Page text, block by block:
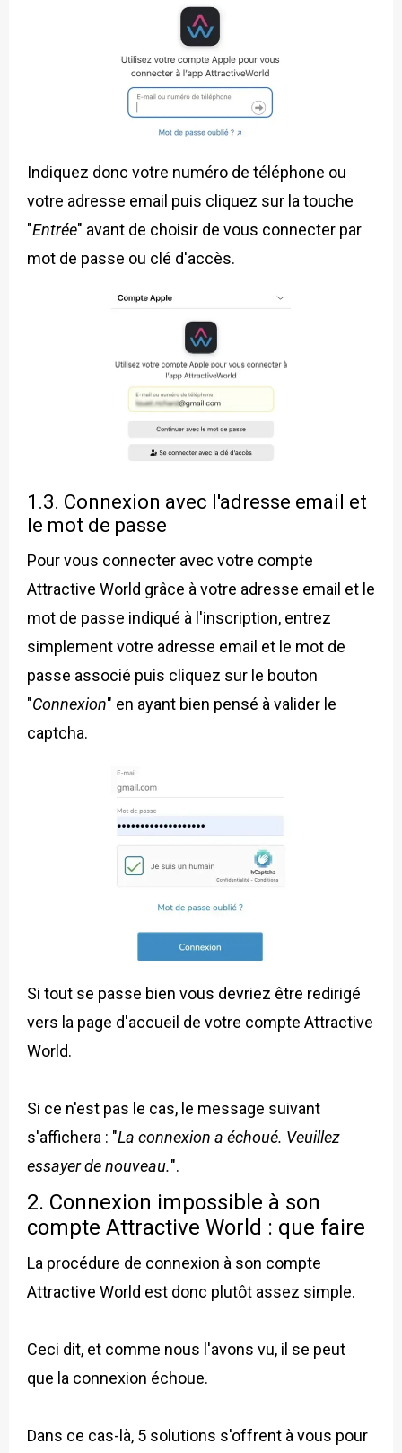
Indiquez donc votre numéro de téléphone ou
votre adresse email puis cliquez sur la touche
"Entrée" avant de choisir de vous connecter par
mot de passe ou clé d'accès.
1.3. Connexion avec l'adresse email et
le mot de passe
Pour vous connecter avec votre compte
Attractive World grâce à votre adresse email et le
mot de passe indiqué à l'inscription, entrez
simplement votre adresse email et le mot de
passe associé puis cliquez sur le bouton
"Connexion" en ayant bien pensé à valider le
captcha.
Si tout se passe bien vous devriez être redirigé
vers la page d'accueil de votre compte Attractive
World.
Si ce n'est pas le cas, le message suivant
s'affichera : "La connexion a échoué. Veuillez
essayer de nouveau.".
2. Connexion impossible à son
compte Attractive World : que faire
La procédure de connexion à son compte
Attractive World est donc plutôt assez simple.
Ceci dit, et comme nous l'avons vu, il se peut
que la connexion échoue.
Dans ce cas-là, 5 solutions s'offrent à vous pour